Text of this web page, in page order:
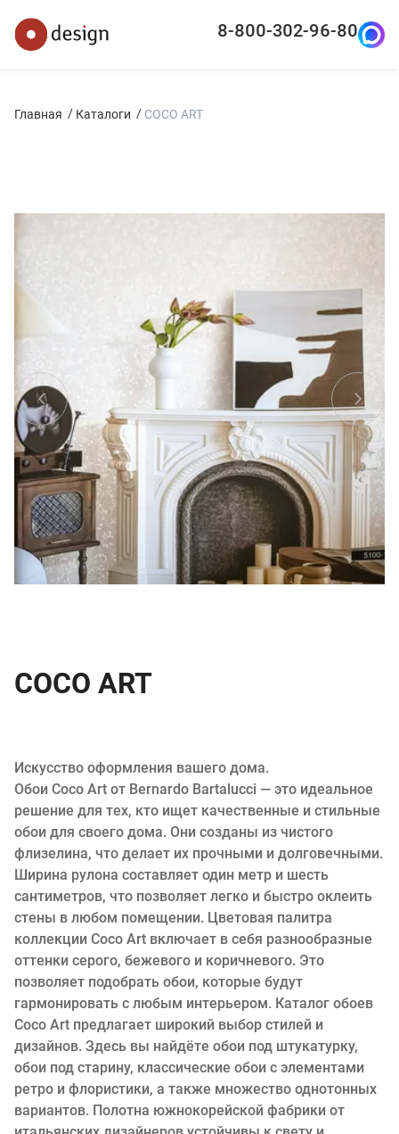
8-800-302-96-80
Главная Каталоги COCO ART
COCO ART
Искусство оформления вашего дома.
Обои Coco Art от Bernardo Bartalucci — это идеальное
решение для тех, кто ищет качественные и стильные
обои для своего дома. Они созданы из чистого
флизелина, что делает их прочными и долговечными.
Ширина рулона составляет один метр и шесть
сантиметров, что позволяет легко и быстро оклеить
стены в любом помещении. Цветовая палитра
коллекции Coco Art включает в себя разнообразные
оттенки серого, бежевого и коричневого. Это
позволяет подобрать обои, которые будут
гармонировать с любым интерьером. Каталог обоев
Coco Art предлагает широкий выбор стилей и
дизайнов. Здесь вы найдёте обои под штукатурку,
обои под старину, классические обои с элементами
ретро и флористики, а также множество однотонных
вариантов. Полотна южнокорейской фабрики от